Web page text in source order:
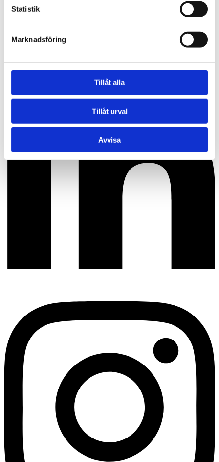
Statistik
Marknadsföring
Tillåt alla
Tillåt urval
Avvisa
Laskutustiedot